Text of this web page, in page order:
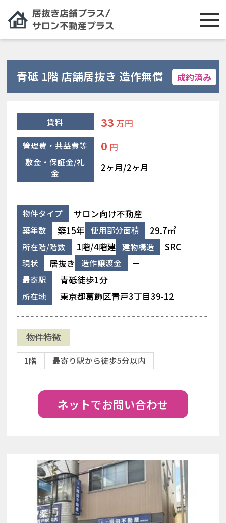
青砥 1階 店舗居抜き 造作無償 成約済み
賃料 33 万円
管理費・共益費等 0 円
敷金・保証金/礼
金
2ヶ月/2ヶ月
物件タイプ サロン向け不動産
築年数 築15年 使用部分面積 29.7㎡
所在階/階数 1階/4階建 建物構造 SRC
現状 居抜き 造作譲渡金 －
最寄駅 青砥徒歩1分
所在地 東京都葛飾区青戸3丁目39-12
物件特徴
1階 最寄り駅から徒歩5分以内
ネットでお問い合わせ